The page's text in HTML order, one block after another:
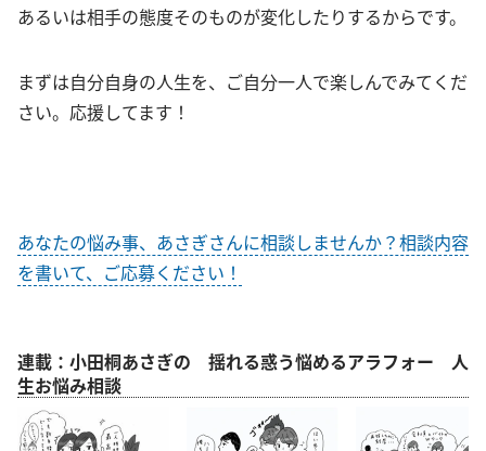
あるいは相手の態度そのものが変化したりするからです。
まずは自分自身の人生を、ご自分一人で楽しんでみてくだ
さい。応援してます！
あなたの悩み事、あさぎさんに相談しませんか？相談内容
を書いて、ご応募ください！
連載：小田桐あさぎの 揺れる惑う悩めるアラフォー 人
生お悩み相談